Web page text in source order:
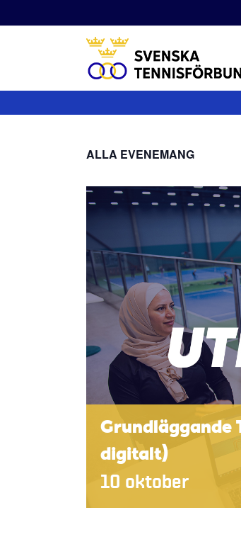
till
ALLA EVENEMANG
Grundläggande
digitalt)
10 oktober